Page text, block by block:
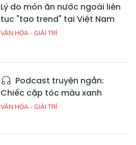
Lý do món ăn nước ngoài liên
tục "tạo trend" tại Việt Nam
VĂN HÓA - GIẢI TRÍ
Podcast truyện ngắn:
Chiếc cặp tóc màu xanh
VĂN HÓA - GIẢI TRÍ